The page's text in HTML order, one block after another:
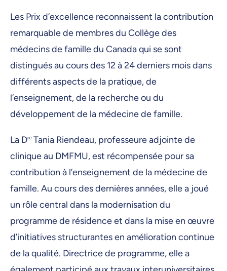
Les Prix d’excellence reconnaissent la contribution
remarquable de membres du Collège des
médecins de famille du Canada qui se sont
distingués au cours des 12 à 24 derniers mois dans
différents aspects de la pratique, de
l’enseignement, de la recherche ou du
développement de la médecine de famille.
La Dre Tania Riendeau, professeure adjointe de
clinique au DMFMU, est récompensée pour sa
contribution à l’enseignement de la médecine de
famille. Au cours des dernières années, elle a joué
un rôle central dans la modernisation du
programme de résidence et dans la mise en œuvre
d’initiatives structurantes en amélioration continue
de la qualité. Directrice de programme, elle a